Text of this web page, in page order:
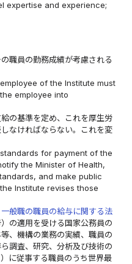
expertise and experience;
職員の勤務成績が考慮される
of the Institute must
employee into
の基準を定め、これを厚生労
なければならない。これを変
for payment of the
the Minister of Health,
and make public
Institute revises those
一般職の職員の給与に関する法
の適用を受ける国家公務員の
、機構の業務の実績、職員の
調査、研究、分析及び技術の
に従事する職員のうち世界最